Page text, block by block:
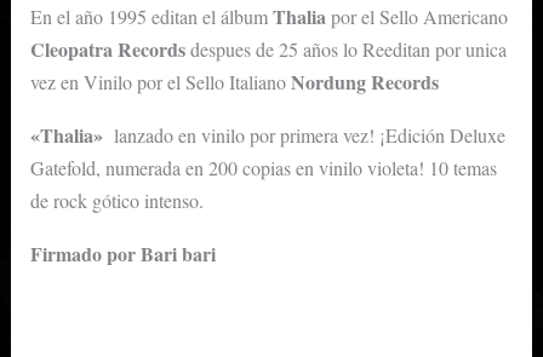
En el año 1995 editan el álbumThaliapor el Sello Americano
Cleopatra Recordsdespues de 25 años lo Reeditan por unica
vez en Vinilo por el Sello ItalianoNordung Records
«Thalia»lanzado en vinilo por primera vez! ¡Edición Deluxe
Gatefold, numerada en 200 copias en vinilo violeta! 10 temas
de rock gótico intenso.
Firmado por Bari bari